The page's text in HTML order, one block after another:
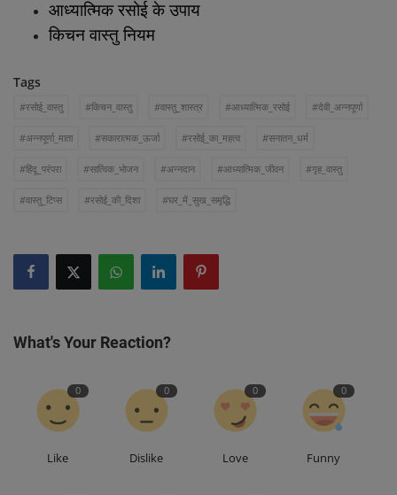
आध्यात्मिक रसोई के उपाय
किचन वास्तु नियम
Tags
#रसोई_वास्तु #किचन_वास्तु #वास्तु_शास्त्र #आध्यात्मिक_रसोई #देवी_अन्नपूर्णा
#अन्नपूर्णा_माता #सकारात्मक_ऊर्जा #रसोई_का_महत्व #सनातन_धर्म
#हिंदू_परंपरा #सात्विक_भोजन #अन्नदान #आध्यात्मिक_जीवन #गृह_वास्तु
#वास्तु_टिप्स #रसोई_की_दिशा #घर_में_सुख_समृद्धि
What's Your Reaction?
0
Like
0
Dislike
0
Love
0
Funny